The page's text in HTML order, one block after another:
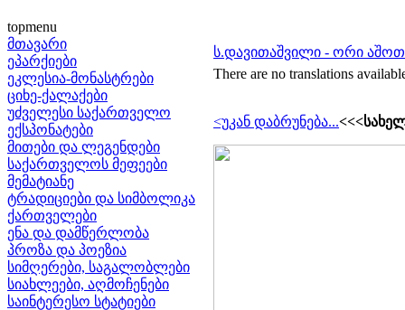
topmenu
მთავარი
ეპარქიები
ეკლესია-მონასტრები
ციხე-ქალაქები
უძველესი საქართველო
ექსპონატები
მითები და ლეგენდები
საქართველოს მეფეები
მემატიანე
ტრადიციები და სიმბოლიკა
ქართველები
ენა და დამწერლობა
პროზა და პოეზია
სიმღერები, საგალობლები
სიახლეები, აღმოჩენები
საინტერესო სტატიები
ს.დავითაშვილი - ორი
There are no translations
<უკან დაბრუნება...